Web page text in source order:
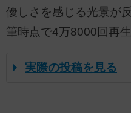
優しさを感じる光景が
筆時点で4万8000回再
実際の投稿を見る